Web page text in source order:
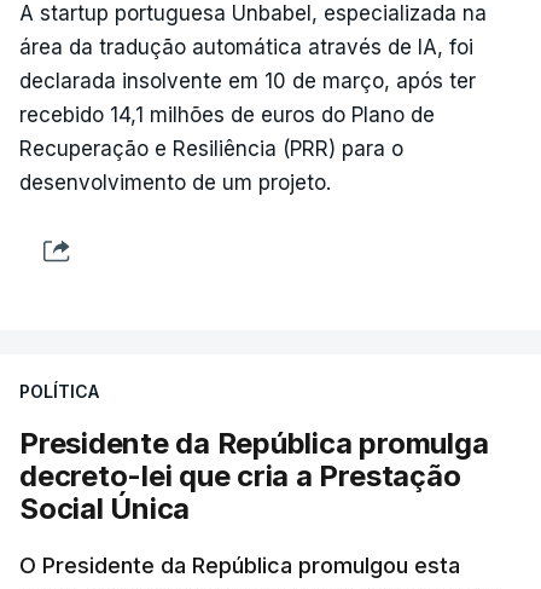
A startup portuguesa Unbabel, especializada na
área da tradução automática através de IA, foi
declarada insolvente em 10 de março, após ter
recebido 14,1 milhões de euros do Plano de
Recuperação e Resiliência (PRR) para o
desenvolvimento de um projeto.
POLÍTICA
Presidente da República promulga
decreto-lei que cria a Prestação
Social Única
O Presidente da República promulgou esta